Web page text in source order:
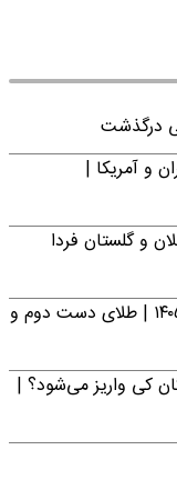
درگذشت
و آمریکا |
و گلستان فردا
خبر فوری از قیمت طلا امروز شنبه ۱۷ مرداد ۱۴۰۵ | طلای دست دوم و
کی واریز می‌شود؟ |